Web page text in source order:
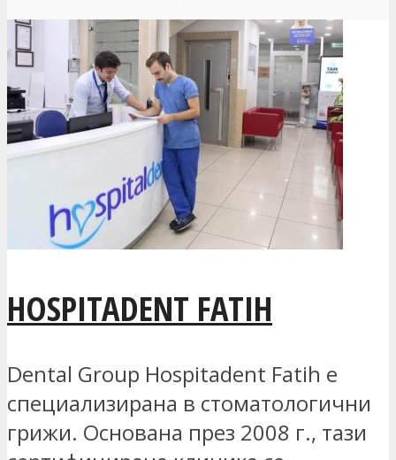
HOSPITADENT FATIH
Dental Group Hospitadent Fatih е
специализирана в стоматологични
грижи. Основана през 2008 г., тази